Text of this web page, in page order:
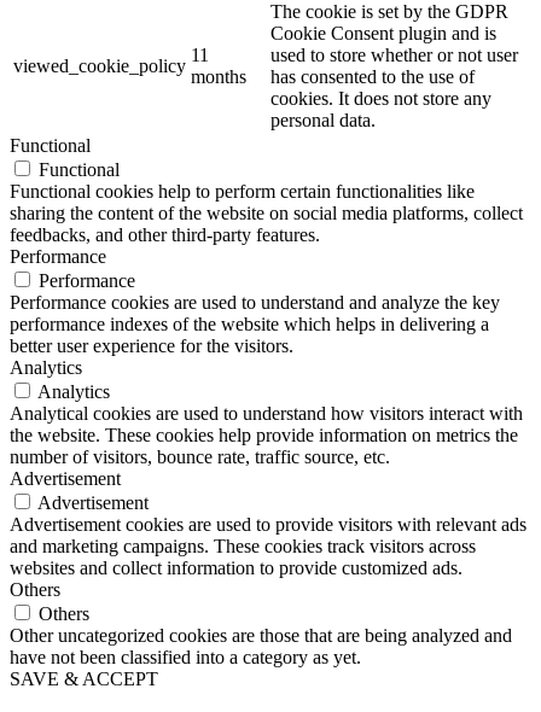
viewed_cookie_policy
11
months
The cookie is set by the GDPR
Cookie Consent plugin and is
used to store whether or not user
has consented to the use of
cookies. It does not store any
personal data.
Functional
Functional
Functional cookies help to perform certain functionalities like
sharing the content of the website on social media platforms, collect
feedbacks, and other third-party features.
Performance
Performance
Performance cookies are used to understand and analyze the key
performance indexes of the website which helps in delivering a
better user experience for the visitors.
Analytics
Analytics
Analytical cookies are used to understand how visitors interact with
the website. These cookies help provide information on metrics the
number of visitors, bounce rate, traffic source, etc.
Advertisement
Advertisement
Advertisement cookies are used to provide visitors with relevant ads
and marketing campaigns. These cookies track visitors across
websites and collect information to provide customized ads.
Others
Others
Other uncategorized cookies are those that are being analyzed and
have not been classified into a category as yet.
SAVE & ACCEPT